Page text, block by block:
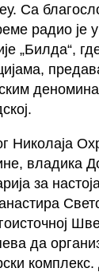
Са
радио је
„Билда“,
Николаја
владика
за
да